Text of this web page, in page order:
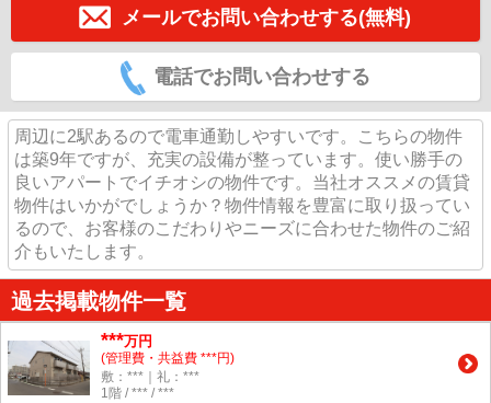
メールでお問い合わせする(無料)
電話でお問い合わせする
周辺に2駅あるので電車通勤しやすいです。こちらの物件
は築9年ですが、充実の設備が整っています。使い勝手の
良いアパートでイチオシの物件です。当社オススメの賃貸
物件はいかがでしょうか？物件情報を豊富に取り扱ってい
るので、お客様のこだわりやニーズに合わせた物件のご紹
介もいたします。
過去掲載物件一覧
***万円
(管理費・共益費 ***円)
敷：***｜礼：***
1階 / *** / ***